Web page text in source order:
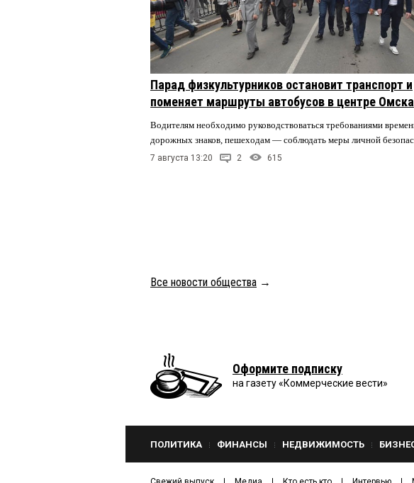
Парад физкультурников остановит транспорт и
поменяет маршруты автобусов в центре Омска
Водителям необходимо руководствоваться требованиями
дорожных знаков, пешеходам — соблюдать меры личной
7 августа 13:20 2 615
Все новости общества →
Оформите подписку
на газету «Коммерческие вести»
ПОЛИТИКА ФИНАНСЫ НЕДВИЖИМОСТЬ